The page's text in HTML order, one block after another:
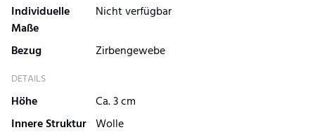
Individuelle
Maße
Nicht verfügbar
Bezug Zirbengewebe
DETAILS
Höhe
Ca. 3 cm
Innere Struktur Wolle